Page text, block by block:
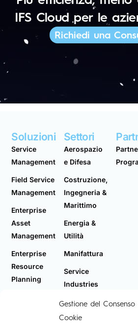
Gestione del Consenso
Cookie
IFS Cloud per le
Richiedi una
Soluzioni
Service
Management
Field Service
Management
Enterprise
Asset
Management
Enterprise
Resource
Planning
Settori
Aerospazio
e Difesa
Costruzione,
Ingegneria &
Marittimo
Energia &
Utilità
Manifattura
Service
Industries
Telecomunicazioni